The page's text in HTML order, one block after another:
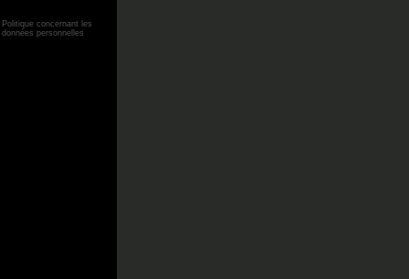
Politique concernant les
données personnelles